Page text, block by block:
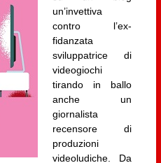
un’invettiva
contro l’ex-
fidanzata
sviluppatrice di
videogiochi
tirando in ballo
anche un
giornalista
recensore di
produzioni
videoludiche. Da